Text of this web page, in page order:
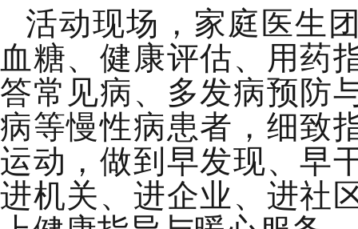
活动现场 ， 家庭医生
血糖、健康评估、用药
答常见病、多发病预防
病等慢性病患者，细致
运动，做到早发现、早
进机关、进企业、进社